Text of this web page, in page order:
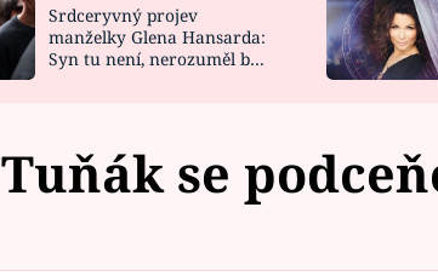
CELEBRITY
VAŘENÍ
Srdceryvný projev
manželky Glena Hansarda:
Syn tu není, nerozuměl by
Tuňák se